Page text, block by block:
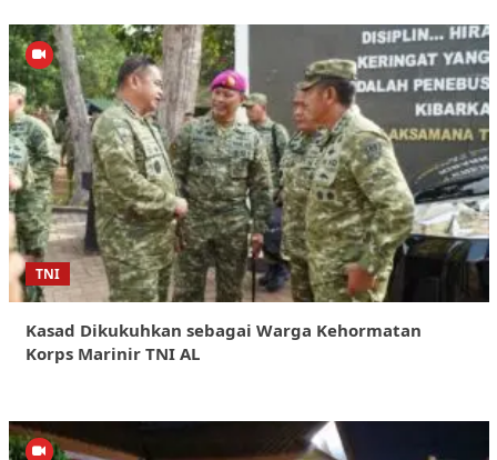
TNI
Kasad Dikukuhkan sebagai Warga Kehormatan
Korps Marinir TNI AL